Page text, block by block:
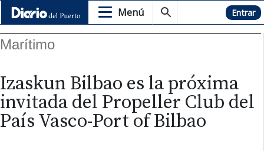
Menú Hemeroteca Entrar
Marítimo
Izaskun Bilbao es la próxima
invitada del Propeller Club del
País Vasco-Port of Bilbao